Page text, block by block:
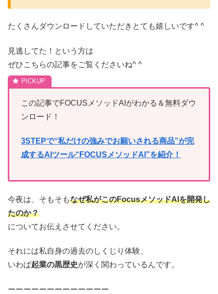
たくさんダウンロードしていただきとても嬉しいです^ ^
見逃してた！という方は
ぜひこちらの記事をご覧くださいね^ ^
この記事でFOCUSメソッドAIがわかる＆無料ダウ
ンロード！
3STEPで“私だけの強みでお願いされる商品”が完
成するAIツール“FOCUSメソッドAI”を紹介！
今夜は、そもそもなぜ私がこのFocusメソッドAIを開発し
たのか？
についてお伝えさせてください。
それには私自身の過去のしくじり体験、
いわば起業の黒歴史が深く関わっているんです。
ーーーーーーーーーーーーー